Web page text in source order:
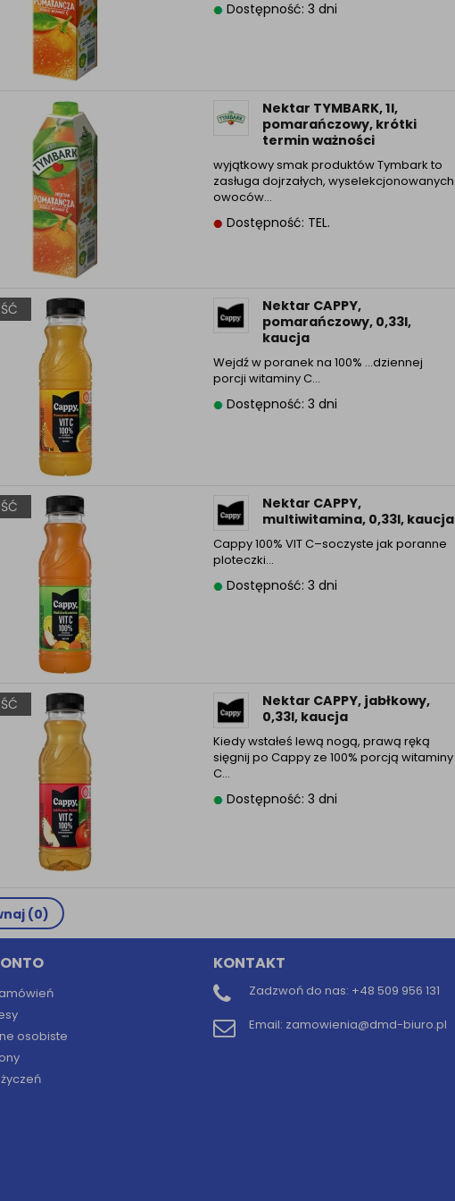
Dostępność: 3 dni
Nektar TYMBARK, 1l,
pomarańczowy, krótki
termin ważności
wyjątkowy smak produktów Tymbark to
zasługa dojrzałych, wyselekcjonowanych
owoców…
Dostępność: TEL.
Nektar CAPPY,
pomarańczowy, 0,33l,
kaucja
Wejdź w poranek na 100% …dziennej
porcji witaminy C…
Dostępność: 3 dni
Nektar CAPPY,
multiwitamina, 0,33l, kaucja
Cappy 100% VIT C–soczyste jak poranne
ploteczki…
Dostępność: 3 dni
Nektar CAPPY, jabłkowy,
0,33l, kaucja
Kiedy wstałeś lewą nogą, prawą ręką
sięgnij po Cappy ze 100% porcją witaminy
C…
Dostępność: 3 dni
(0)
osobiste
KONTAKT
Zadzwoń do nas: +48 509 956 131
Email: zamowienia@dmd-biuro.pl
(rozwiń)
Partnerów (rozwiń)